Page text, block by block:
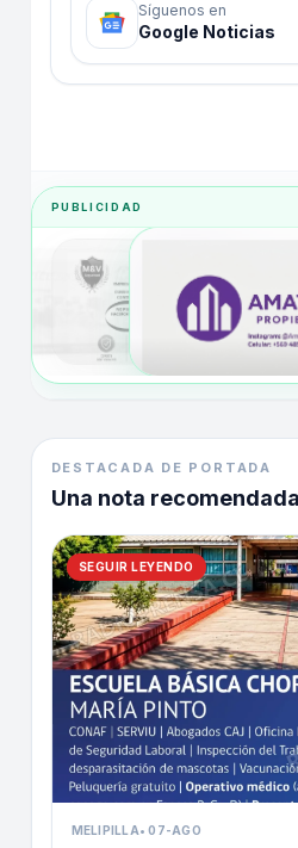
Síguenos en
Google Noticias
PUBLICIDAD
DESTACADA DE PORTADA
Una nota
SEGUIR LEYENDO
MELIPILLA•07-AGO